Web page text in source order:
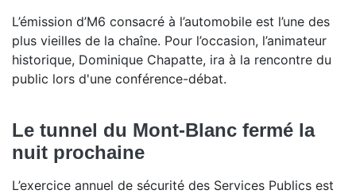
L’émission d’M6 consacré à l’automobile est l’une des
plus vieilles de la chaîne. Pour l’occasion, l’animateur
historique, Dominique Chapatte, ira à la rencontre du
public lors d'une conférence-débat.
Le tunnel du Mont-Blanc fermé la
nuit prochaine
L’exercice annuel de sécurité des Services Publics est